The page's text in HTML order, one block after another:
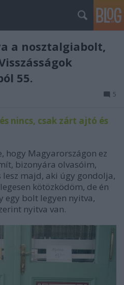
a nosztalgiabolt,
55.
5
nincs, csak zárt ajtó és
hogy Magyarországon ez
bizonyára olvasóim,
majd, aki úgy gondolja,
kötözködöm, de én
egy bolt legyen nyitva,
nyitva van.